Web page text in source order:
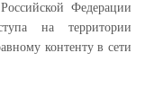
Федерации
на территории
контенту в сети